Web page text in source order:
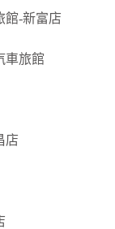
館-新富店
車旅館
店